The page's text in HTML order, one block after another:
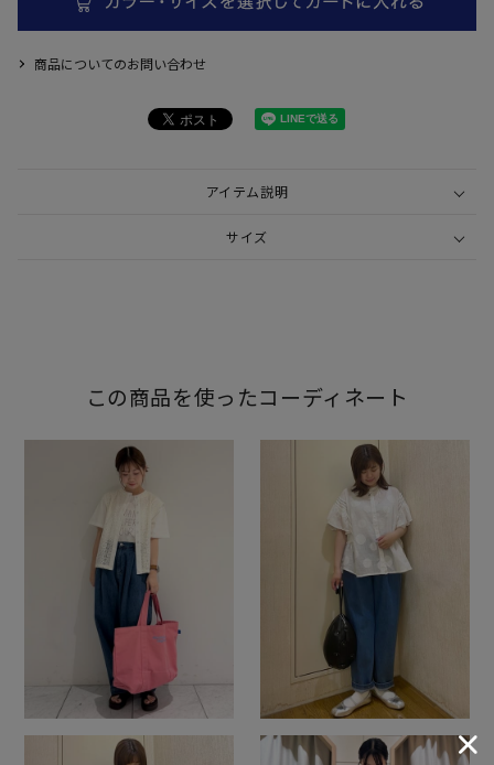
商品についてのお問い合わせ
アイテム説明
サイズ
この商品を使ったコーディネート